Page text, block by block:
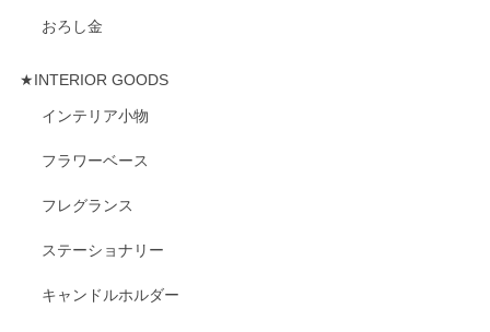
おろし金
★INTERIOR GOODS
インテリア小物
フラワーベース
フレグランス
ステーショナリー
キャンドルホルダー